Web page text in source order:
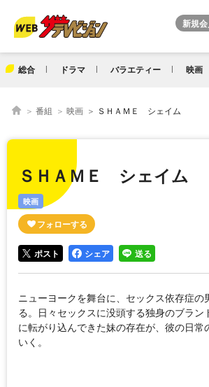
総合 ドラマ バラエティー 映画
番組 映画 ＳＨＡＭＥ シェイム
ＳＨＡＭＥ シェイム
映画
ポスト シェア 送る
ニューヨークを舞台に、セックス依存症の
る。日々セックスに没頭する独身のブラン
に転がり込んできた妹の存在が、彼の日常
いく。